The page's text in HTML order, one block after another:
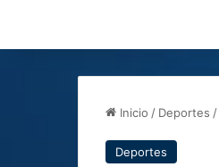
Inicio / Deportes /
Deportes